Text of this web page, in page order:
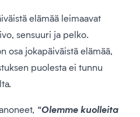
elämää leimaavat
sensuuri ja pelko.
osa jokapäiväistä elämää,
puolesta ei tunnu
“Olemme kuolleita